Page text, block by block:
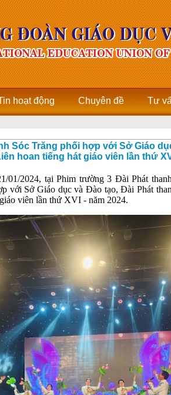
hoạt động Chuyên đề Tư
Sóc Trăng phối hợp với Sở Giáo
hoan tiếng hát giáo viên lần thứ
01/2024, tại Phim trường 3 Đài Phát
với Sở Giáo dục và Đào tạo, Đài Phát
viên lần thứ XVI - năm 2024.